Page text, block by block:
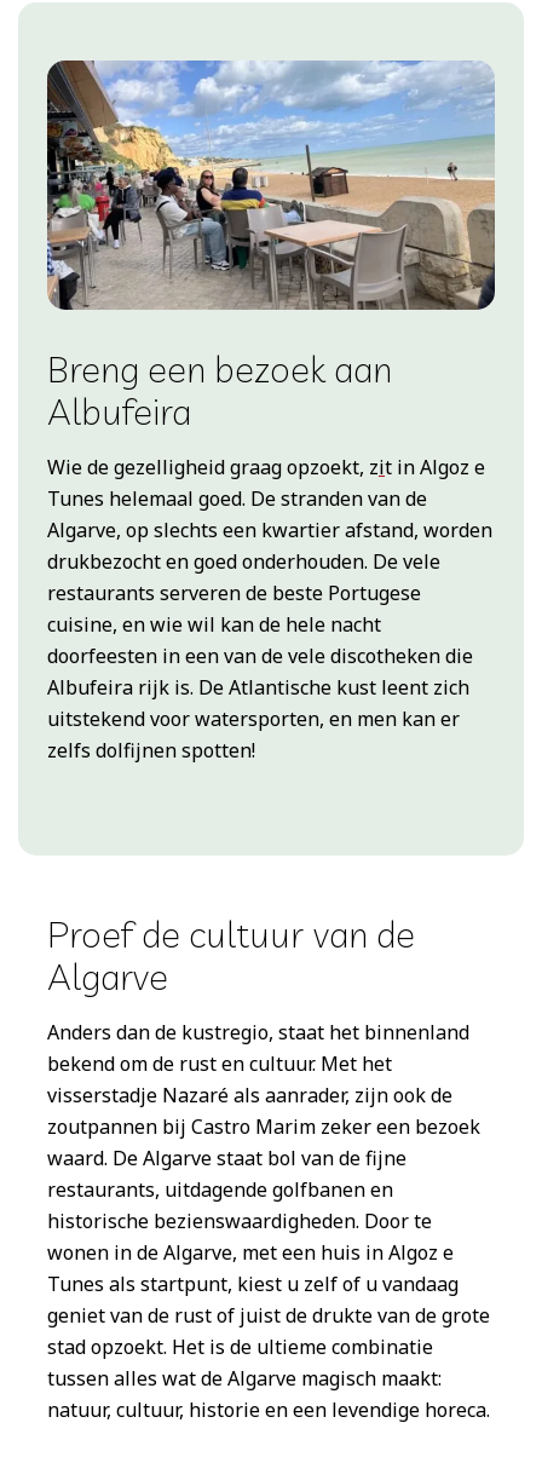
Breng een bezoek aan
Albufeira
Wie de gezelligheid graag opzoekt, zit in Algoz e
Tunes helemaal goed. De stranden van de
Algarve, op slechts een kwartier afstand, worden
drukbezocht en goed onderhouden. De vele
restaurants serveren de beste Portugese
cuisine, en wie wil kan de hele nacht
doorfeesten in een van de vele discotheken die
Albufeira rijk is. De Atlantische kust leent zich
uitstekend voor watersporten, en men kan er
zelfs dolfijnen spotten!
Proef de cultuur van de
Algarve
Anders dan de kustregio, staat het binnenland
bekend om de rust en cultuur. Met het
visserstadje Nazaré als aanrader, zijn ook de
zoutpannen bij Castro Marim zeker een bezoek
waard. De Algarve staat bol van de fijne
restaurants, uitdagende golfbanen en
historische bezienswaardigheden. Door te
wonen in de Algarve, met een huis in Algoz e
Tunes als startpunt, kiest u zelf of u vandaag
geniet van de rust of juist de drukte van de grote
stad opzoekt. Het is de ultieme combinatie
tussen alles wat de Algarve magisch maakt:
natuur, cultuur, historie en een levendige horeca.